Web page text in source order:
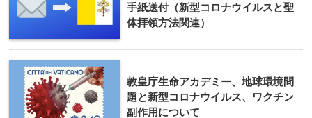
手紙送付（新型コロナウイルスと聖
体拝領方法関連）
教皇庁生命アカデミー、地球環境問
題と新型コロナウイルス、ワクチン
副作用について